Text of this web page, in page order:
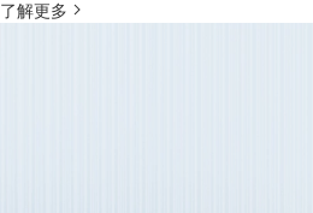
了解更多